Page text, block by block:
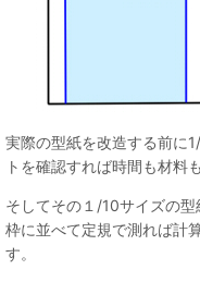
実際の型紙を改造する前に
トを確認すれば時間も材料
そしてその１/10サイズの
枠に並べて定規で測れば計
す。